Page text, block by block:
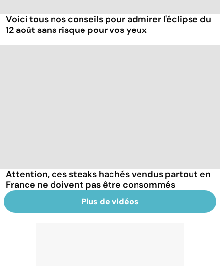
Voici tous nos conseils pour admirer l'éclipse du
12 août sans risque pour vos yeux
Attention, ces steaks hachés vendus partout en
France ne doivent pas être consommés
Plus de vidéos